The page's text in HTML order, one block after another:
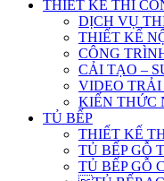
THIẾT KẾ THI
DỊCH VỤ
THIẾT KẾ
CÔNG
CẢI TẠO –
VIDEO
KIẾN THỨC
TỦ BẾP
THIẾT KẾ
TỦ BẾP GỖ
TỦ BẾP GỖ